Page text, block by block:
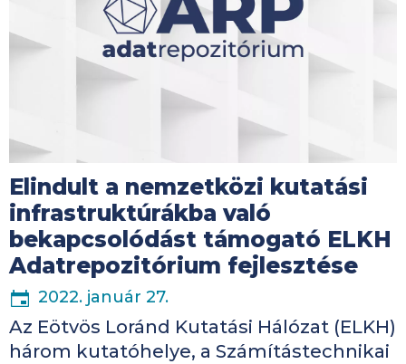
Elindult a nemzetközi kutatási
infrastruktúrákba való
bekapcsolódást támogató ELKH
Adatrepozitórium fejlesztése
2022. január 27.
Az Eötvös Loránd Kutatási Hálózat (ELKH)
három kutatóhelye, a Számítástechnikai